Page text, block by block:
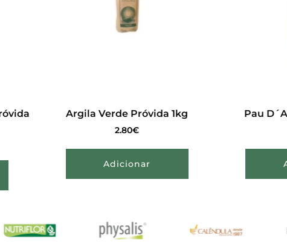
Argila Verde Próvida 1kg
2.80€
Adicionar
Pau